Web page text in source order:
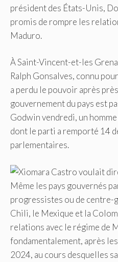
président des États-Unis,
promis de rompre les
Maduro.
À Saint-Vincent-et-les
Ralph Gonsalves, connu
a perdu le pouvoir après
gouvernement du pays est
Godwin vendredi, un
dont le parti a remporté 14
parlementaires.
Même les pays gouvernés
progressistes ou de centre-
Chili, le Mexique et la
relations avec le régime de
fondamentalement, après
2024, au cours desquelles